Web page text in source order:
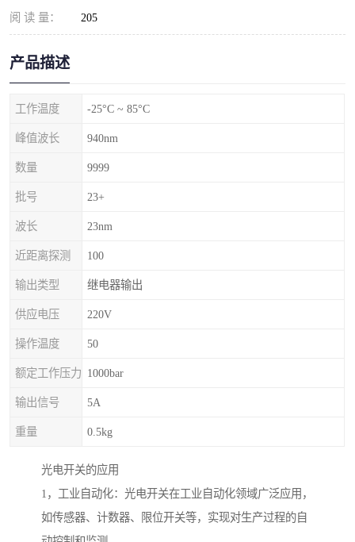
阅 读 量： 205
产品描述
工作温度 -25°C ~ 85°C
峰值波长 940nm
数量 9999
批号 23+
波长 23nm
近距离探测 100
输出类型 继电器输出
供应电压 220V
操作温度 50
额定工作压力 1000bar
输出信号 5A
重量 0.5kg
光电开关的应用
1，工业自动化：光电开关在工业自动化领域广泛应用，
如传感器、计数器、限位开关等，实现对生产过程的自